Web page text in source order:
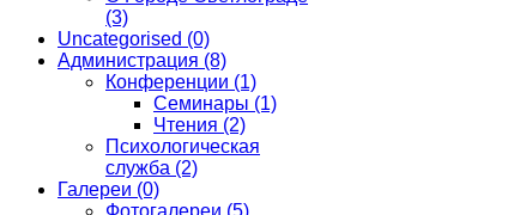
(3)
Uncategorised (0)
Администрация (8)
Конференции (1)
Семинары (1)
Чтения (2)
Психологическая
служба (2)
Галереи (0)
Фотогалереи (5)